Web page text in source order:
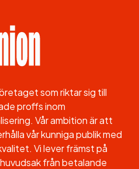
som riktar sig till
proffs inom
Vår ambition är att
vår kunniga publik med
Vi lever främst på
från betalande